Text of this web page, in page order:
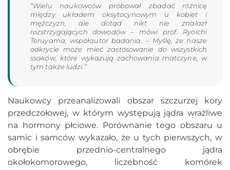
“Wielu naukowców próbował zbadać różnicę
między układem oksytocynowym u kobiet i
mężczyzn, ale dotąd nikt nie znalazł
rozstrzygających dowodów – mówi prof. Ryoichi
Teruyama, współautor badania. – Myślę, że nasze
odkrycie może mieć zastosowanie do wszystkich
ssaków, które wykazują zachowania matczyne, w
tym także ludzi.”
Naukowcy przeanalizowali obszar szczurzej kory
przedczołowej, w którym występują jądra wrażliwe
na hormony płciowe. Porównanie tego obszaru u
samic i samców wykazało, że u tych pierwszych, w
obrębie przednio-centralnego jądra
okołokomorowego, liczebność komórek